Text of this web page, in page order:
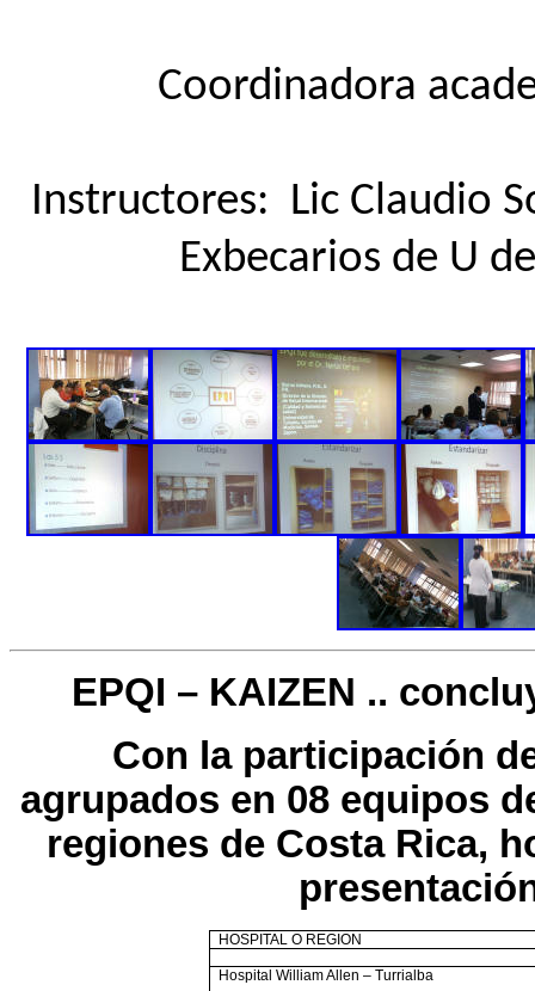
Coordinadora
Instructores: Lic Claudio
Exbecarios de U
EPQI – KAIZEN ..
Con la participación
agrupados en 08 equipos
regiones de Costa Rica,
HOSPITAL O REGION
Hospital William Allen – Turrialba